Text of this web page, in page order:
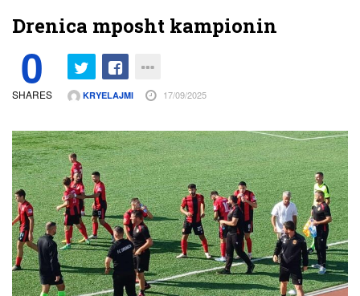
Drenica mposht kampionin
0
SHARES KRYELAJMI 17/09/2025